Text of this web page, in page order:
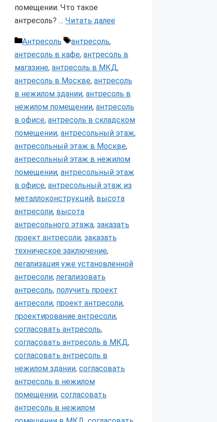
помещении. Что такое
антресоль? … Читать далее
Рубрики
Антресоль Метки
антресоль,
антресоль в кафе, антресоль в
магазине, антресоль в МКД,
антресоль в Москве, антресоль
в нежилом здании, антресоль в
нежилом помещении, антресоль
в офисе, антресоль в складском
помещении, антресольный этаж,
антресольный этаж в Москве,
антресольный этаж в нежилом
помещении, антресольный этаж
в офисе, антресольный этаж из
металлоконструкций, высота
антресоли, высота
антресольного этажа, заказать
проект антресоли, заказать
техническое заключение,
легализация уже установленной
антресоли, легализовать
антресоль, получить проект
антресоли, проект антресоли,
проектирование антресоли,
согласовать антресоль,
согласовать антресоль в МКД,
согласовать антресоль в
нежилом здании, согласовать
антресоль в нежилом
помещении, согласовать
антресоль в нежилом